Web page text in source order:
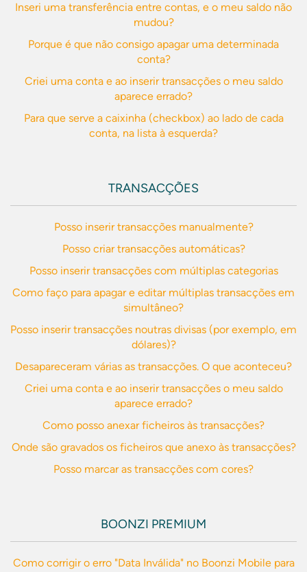
Inseri uma transferência entre contas, e o meu saldo não
mudou?
Porque é que não consigo apagar uma determinada
conta?
Criei uma conta e ao inserir transacções o meu saldo
aparece errado?
Para que serve a caixinha (checkbox) ao lado de cada
conta, na lista à esquerda?
TRANSACÇÕES
Posso inserir transacções manualmente?
Posso criar transacções automáticas?
Posso inserir transacções com múltiplas categorias
Como faço para apagar e editar múltiplas transacções em
simultâneo?
Posso inserir transacções noutras divisas (por exemplo, em
dólares)?
Desapareceram várias as transacções. O que aconteceu?
Criei uma conta e ao inserir transacções o meu saldo
aparece errado?
Como posso anexar ficheiros às transacções?
Onde são gravados os ficheiros que anexo às transacções?
Posso marcar as transacções com cores?
BOONZI PREMIUM
Como corrigir o erro "Data Inválida" no Boonzi Mobile para